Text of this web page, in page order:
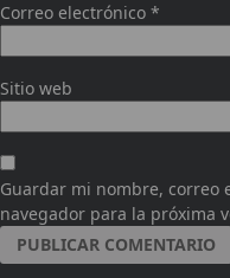
Correo electrónico *
Sitio web
Guardar mi nombre, correo
navegador para la próxima